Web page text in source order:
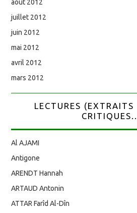
août 2012
juillet 2012
juin 2012
mai 2012
avril 2012
mars 2012
LECTURES
Al AJAMI
Antigone
ARENDT Hannah
ARTAUD Antonin
ATTAR Farîd Al-Dîn